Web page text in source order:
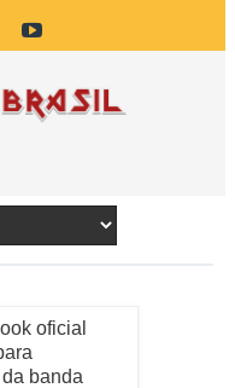
oficial
banda